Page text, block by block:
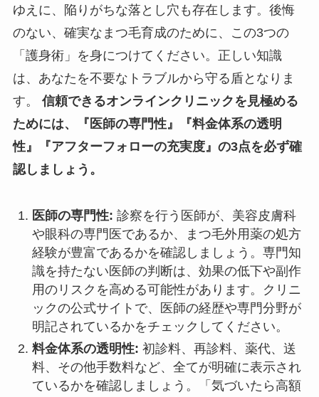
ゆえに、陥りがちな落とし穴も存在します。後悔
のない、確実なまつ毛育成のために、この3つの
「護身術」を身につけてください。正しい知識
は、あなたを不要なトラブルから守る盾となりま
す。 信頼できるオンラインクリニックを見極める
ためには、『医師の専門性』『料金体系の透明
性』『アフターフォローの充実度』の3点を必ず確
認しましょう。
医師の専門性: 診察を行う医師が、美容皮膚科
や眼科の専門医であるか、まつ毛外用薬の処方
経験が豊富であるかを確認しましょう。専門知
識を持たない医師の判断は、効果の低下や副作
用のリスクを高める可能性があります。クリニ
ックの公式サイトで、医師の経歴や専門分野が
明記されているかをチェックしてください。
料金体系の透明性: 初診料、再診料、薬代、送
料、その他手数料など、全てが明確に表示され
ているかを確認しましょう。「気づいたら高額